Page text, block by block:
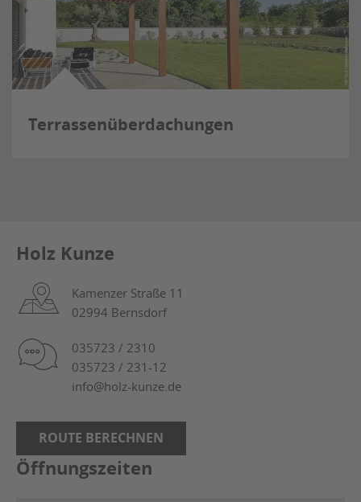
Terrassenüberdachungen
Holz Kunze
Kamenzer Straße 11
02994 Bernsdorf
035723 / 2310
035723 / 231-12
info@holz-kunze.de
ROUTE BERECHNEN
Öffnungszeiten